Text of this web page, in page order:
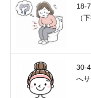
18-
（
30-
へサ